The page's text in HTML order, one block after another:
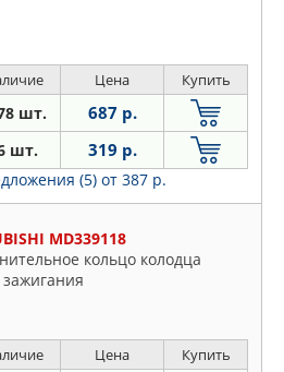
Цена Купить
шт. 687 р.
шт. 319 р.
(5) от 387 р.
MD339118
кольцо колодца
Цена Купить